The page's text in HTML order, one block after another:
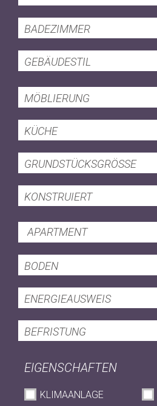
BADEZIMMER
GEBÄUDESTIL
MÖBLIERUNG
KÜCHE
GRUNDSTÜCKSGRÖSSE
KONSTRUIERT
APARTMENT
BODEN
ENERGIEAUSWEIS
BEFRISTUNG
EIGENSCHAFTEN
KLIMAANLAGE